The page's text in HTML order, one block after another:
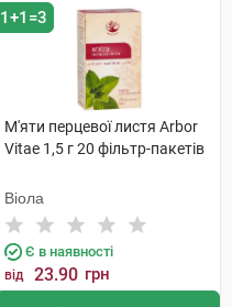
1+1=3
М'яти перцевої листя Arbor
Vitae 1,5 г 20 фільтр-пакетів
Віола
Є в наявності
від 23.90 грн